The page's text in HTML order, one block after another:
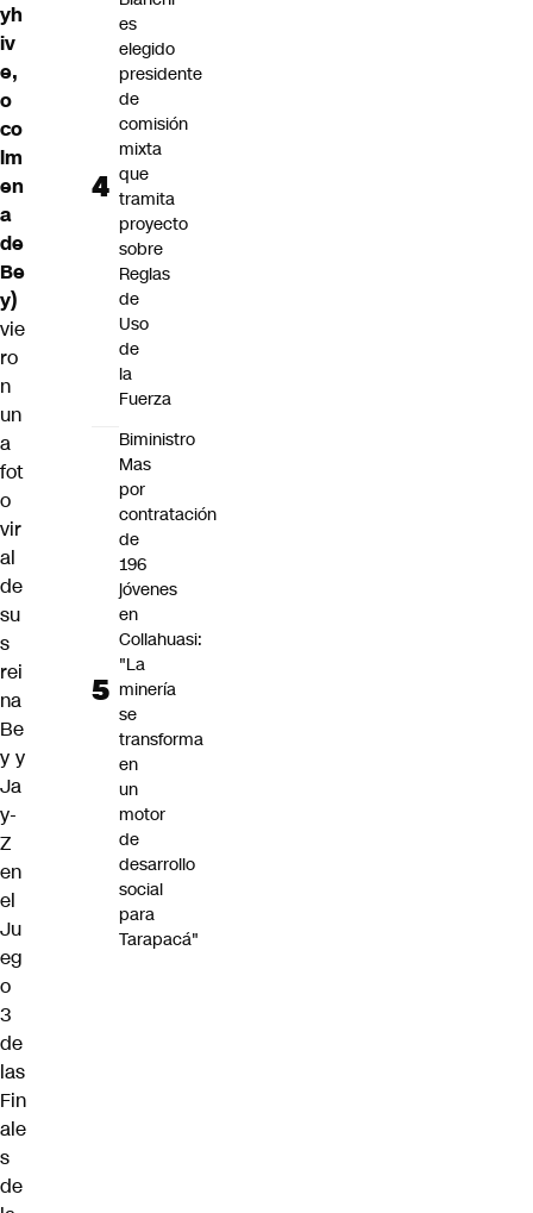
yh
iv
e,
o
co
lm
en
a
de
Be
y)
vie
ro
n
un
a
fot
o
vir
al
de
su
s
rei
na
Be
y y
Ja
y-
Z
en
el
Ju
eg
o
3
de
las
Fin
ale
s
de
es
elegido
presidente
de
comisión
mixta
que
tramita
proyecto
sobre
Reglas
de
Uso
de
la
Fuerza
Biministro
Mas
por
contratación
de
196
jóvenes
en
Collahuasi:
"La
minería
se
transforma
en
un
motor
de
desarrollo
social
para
Tarapacá"